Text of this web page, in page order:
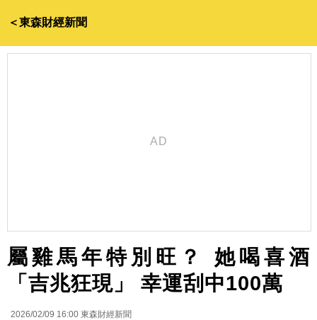
＜東森財經新聞
屬雞馬年特別旺？ 她喝喜酒
「吉兆狂現」 幸運刮中100萬
2026/02/09 16:00 東森財經新聞